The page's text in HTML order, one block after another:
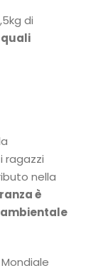
di
ragazzi
nella
è